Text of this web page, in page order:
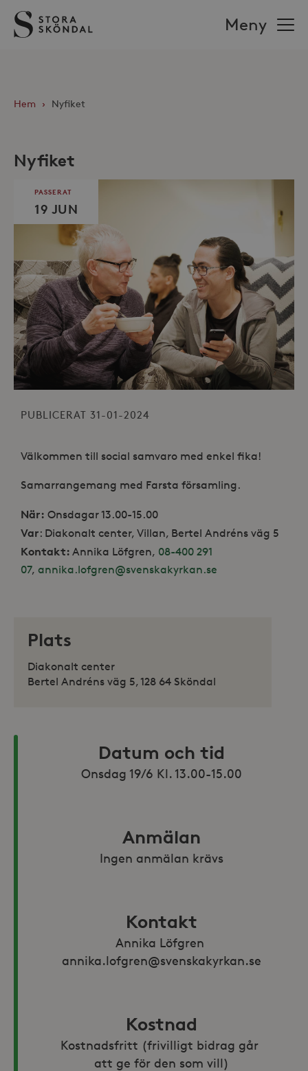
Stora
Sköndal
Meny
Hem › Nyfiket
Nyfiket
PASSERAT
19 JUN
PUBLICERAT 31-01-2024
Välkommen till social samvaro med enkel fika!
Samarrangemang med Farsta församling.
När: Onsdagar 13.00-15.00
Var: Diakonalt center, Villan, Bertel Andréns väg 5
Kontakt: Annika Löfgren, 08-400 291
07, annika.lofgren@svenskakyrkan.se
Plats
Diakonalt center
Bertel Andréns väg 5, 128 64 Sköndal
Datum och tid
Onsdag 19/6 Kl. 13.00-15.00
Anmälan
Ingen anmälan krävs
Kontakt
Annika Löfgren
annika.lofgren@svenskakyrkan.se
Kostnad
Kostnadsfritt (frivilligt bidrag går
att ge för den som vill)